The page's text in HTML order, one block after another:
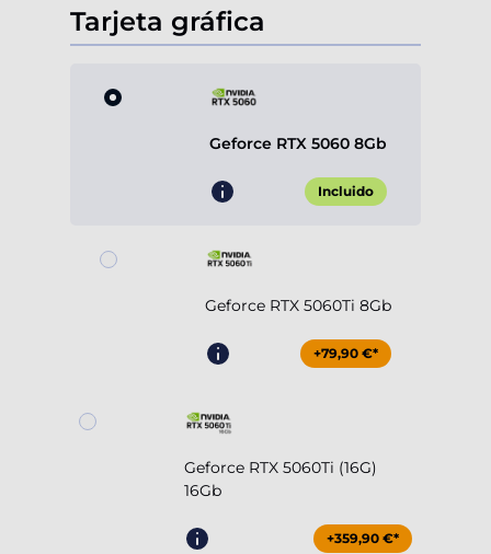
Tarjeta gráfica
Geforce RTX 5060 8Gb
Incluido
Geforce RTX 5060Ti 8Gb
+79,90 €*
Geforce RTX 5060Ti (16G)
16Gb
+359,90 €*